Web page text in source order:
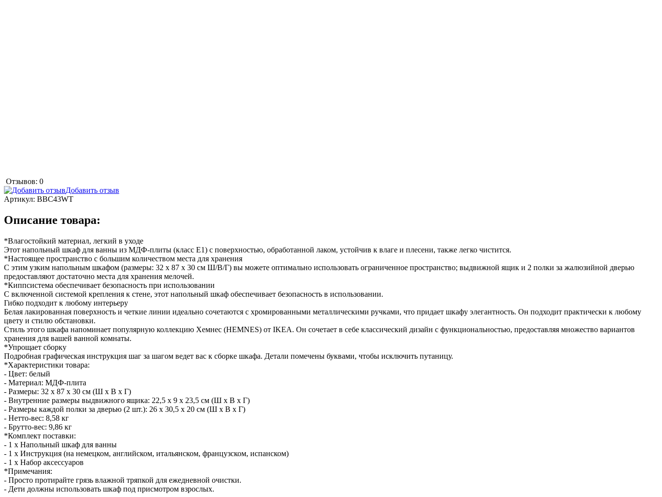
Отзывов: 0
Добавить отзыв
Артикул: BBC43WT
Описание товара:
*Влагостойкий материал, легкий в уходе
Этот напольный шкаф для ванны из МДФ-плиты (класс E1) с поверхностью, обработанной лаком, устойчив к влаге и плесени, также легко чистится.
*Настоящее пространство с большим количеством места для хранения
С этим узким напольным шкафом (размеры: 32 x 87 x 30 см Ш/В/Г) вы можете оптимально использовать ограниченное пространство; выдвижной ящик и 2 полки за жалюзийной дверью
предоставляют достаточно места для хранения мелочей.
*Киппсистема обеспечивает безопасность при использовании
С включенной системой крепления к стене, этот напольный шкаф обеспечивает безопасность в использовании.
Гибко подходит к любому интерьеру
Белая лакированная поверхность и четкие линии идеально сочетаются с хромированными металлическими ручками, что придает шкафу элегантность. Он подходит практически к любому
цвету и стилю обстановки.
Стиль этого шкафа напоминает популярную коллекцию Хемнес (HEMNES) от IKEA. Он сочетает в себе классический дизайн с функциональностью, предоставляя множество вариантов
хранения для вашей ванной комнаты.
*Упрощает сборку
Подробная графическая инструкция шаг за шагом ведет вас к сборке шкафа. Детали помечены буквами, чтобы исключить путаницу.
*Характеристики товара:
- Цвет: белый
- Материал: МДФ-плита
- Размеры: 32 x 87 x 30 см (Ш x В x Г)
- Внутренние размеры выдвижного ящика: 22,5 x 9 x 23,5 см (Ш x В x Г)
- Размеры каждой полки за дверью (2 шт.): 26 x 30,5 x 20 см (Ш x В x Г)
- Нетто-вес: 8,58 кг
- Брутто-вес: 9,86 кг
*Комплект поставки:
- 1 x Напольный шкаф для ванны
- 1 x Инструкция (на немецком, английском, итальянском, французском, испанском)
- 1 x Набор аксессуаров
*Примечания:
- Просто протирайте грязь влажной тряпкой для ежедневной очистки.
- Дети должны использовать шкаф под присмотром взрослых.